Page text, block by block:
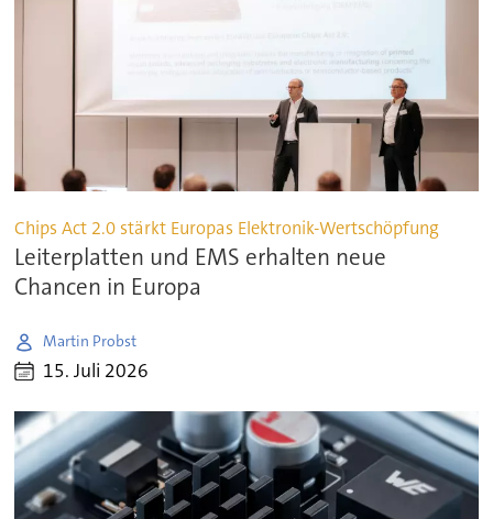
Chips Act 2.0 stärkt Europas Elektronik-Wertschöpfung
Leiterplatten und EMS erhalten neue
Chancen in Europa
Martin Probst
15. Juli 2026